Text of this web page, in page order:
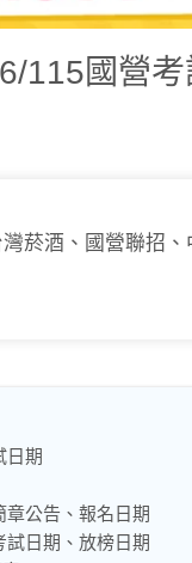
115國營
灣菸酒、國營聯招
日期
章公告、報名日期
試日期、放榜日期